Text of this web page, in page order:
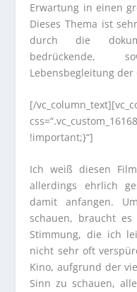
Erwartung in einen
Dieses Thema ist
durch die
bedrückende,
Lebensbegleitung
[/
!important;}“]
Ich weiß diesen
allerdings ehrlich
damit anfangen.
schauen, braucht
Stimmung, die ich
nicht sehr oft
Kino, aufgrund der
Sinn zu schauen,